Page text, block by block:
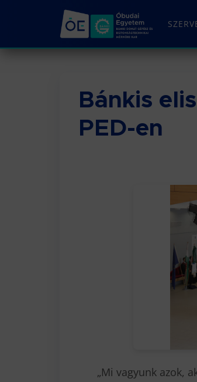
Bánkis
PED-en
„Mi vagyunk azok,